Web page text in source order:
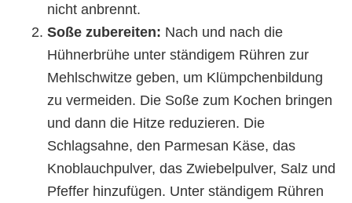
nicht anbrennt.
Soße zubereiten: Nach und nach die
Hühnerbrühe unter ständigem Rühren zur
Mehlschwitze geben, um Klümpchenbildung
zu vermeiden. Die Soße zum Kochen bringen
und dann die Hitze reduzieren. Die
Schlagsahne, den Parmesan Käse, das
Knoblauchpulver, das Zwiebelpulver, Salz und
Pfeffer hinzufügen. Unter ständigem Rühren